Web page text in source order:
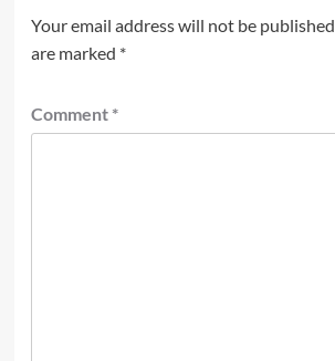
Your email address will not be published.
are marked *
Comment *